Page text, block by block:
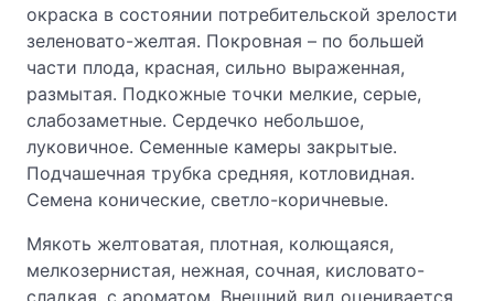
окраска в состоянии потребительской зрелости
зеленовато-желтая. Покровная – по большей
части плода, красная, сильно выраженная,
размытая. Подкожные точки мелкие, серые,
слабозаметные. Сердечко небольшое,
луковичное. Семенные камеры закрытые.
Подчашечная трубка средняя, котловидная.
Семена конические, светло-коричневые.
Мякоть желтоватая, плотная, колющаяся,
мелкозернистая, нежная, сочная, кисловато-
сладкая, с ароматом. Внешний вид оценивается